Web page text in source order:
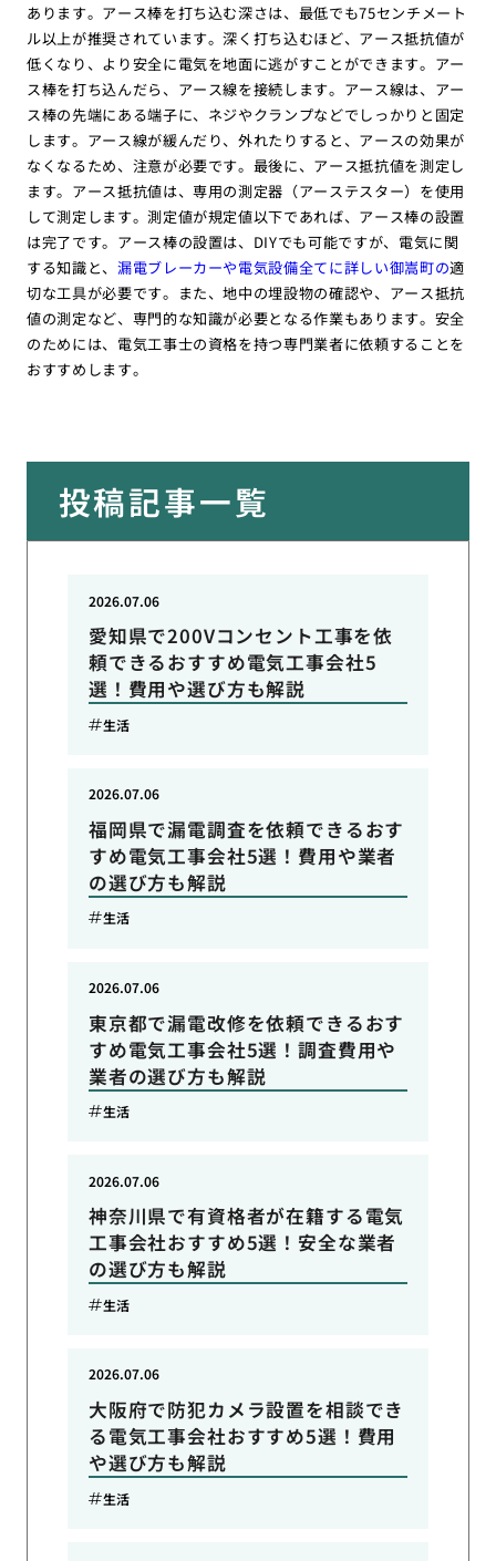
あります。アース棒を打ち込む深さは、最低でも75センチメート
ル以上が推奨されています。深く打ち込むほど、アース抵抗値が
低くなり、より安全に電気を地面に逃がすことができます。アー
ス棒を打ち込んだら、アース線を接続します。アース線は、アー
ス棒の先端にある端子に、ネジやクランプなどでしっかりと固定
します。アース線が緩んだり、外れたりすると、アースの効果が
なくなるため、注意が必要です。最後に、アース抵抗値を測定し
ます。アース抵抗値は、専用の測定器（アーステスター）を使用
して測定します。測定値が規定値以下であれば、アース棒の設置
は完了です。アース棒の設置は、DIYでも可能ですが、電気に関
する知識と、 漏電ブレーカーや電気設備全てに詳しい御嵩町の適
切な工具が必要です。また、地中の埋設物の確認や、アース抵抗
値の測定など、専門的な知識が必要となる作業もあります。安全
のためには、電気工事士の資格を持つ専門業者に依頼することを
おすすめします。
投稿記事一覧
愛知県で200Vコンセント工事を依
頼できるおすすめ電気工事会社5
選！費用や選び方も解説
2026.07.06
生活
福岡県で漏電調査を依頼できるおす
すめ電気工事会社5選！費用や業者
の選び方も解説
2026.07.06
生活
東京都で漏電改修を依頼できるおす
すめ電気工事会社5選！調査費用や
業者の選び方も解説
2026.07.06
生活
神奈川県で有資格者が在籍する電気
工事会社おすすめ5選！安全な業者
の選び方も解説
2026.07.06
生活
大阪府で防犯カメラ設置を相談でき
る電気工事会社おすすめ5選！費用
や選び方も解説
2026.07.06
生活